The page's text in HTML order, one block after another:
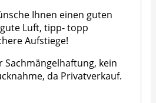
Ihnen einen guten
Luft, tipp- topp
Aufstiege!
Sachmängelhaftung, kein
da Privatverkauf.